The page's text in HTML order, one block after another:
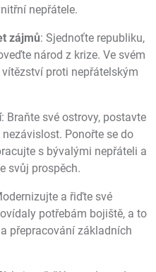
nepřátele.
zájmů: Sjednoťte republiku,
národ z krize. Ve svém
proti nepřátelským
: Braňte své ostrovy, postavte
Ponořte se do
s bývalými nepřáteli a
svůj prospěch.
a řiďte své
potřebám bojiště, a to
přepracování základních